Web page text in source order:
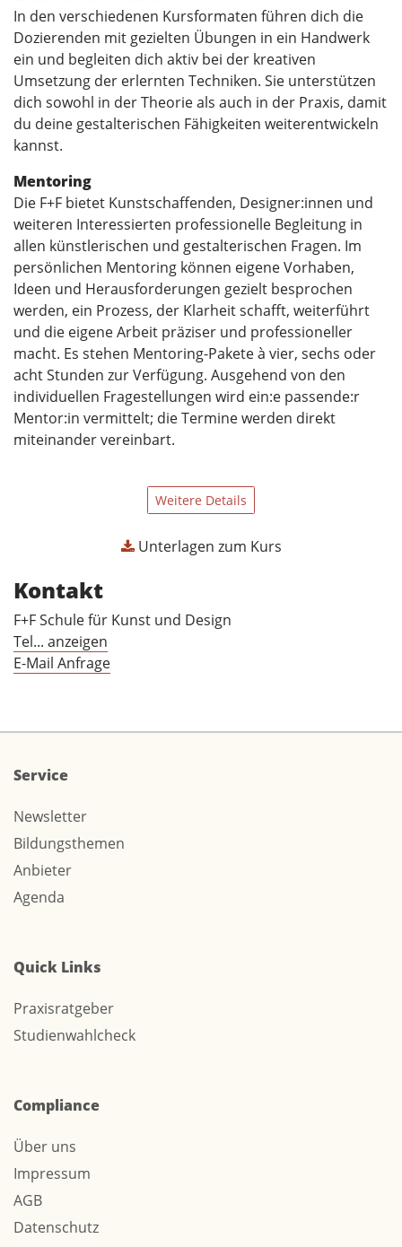
In den verschiedenen Kursformaten führen dich die
Dozierenden mit gezielten Übungen in ein Handwerk
ein und begleiten dich aktiv bei der kreativen
Umsetzung der erlernten Techniken. Sie unterstützen
dich sowohl in der Theorie als auch in der Praxis, damit
du deine gestalterischen Fähigkeiten weiterentwickeln
kannst.
Mentoring
Die F+F bietet Kunstschaffenden, Designer:innen und
weiteren Interessierten professionelle Begleitung in
allen künstlerischen und gestalterischen Fragen. Im
persönlichen Mentoring können eigene Vorhaben,
Ideen und Herausforderungen gezielt besprochen
werden, ein Prozess, der Klarheit schafft, weiterführt
und die eigene Arbeit präziser und professioneller
macht. Es stehen Mentoring-Pakete à vier, sechs oder
acht Stunden zur Verfügung. Ausgehend von den
individuellen Fragestellungen wird ein:e passende:r
Mentor:in vermittelt; die Termine werden direkt
miteinander vereinbart.
Weitere Details
Unterlagen zum Kurs
Kontakt
F+F Schule für Kunst und Design
Tel... anzeigen
E-Mail Anfrage
Service
Newsletter
Bildungsthemen
Anbieter
Agenda
Quick Links
Praxisratgeber
Studienwahlcheck
Compliance
Über uns
Impressum
AGB
Datenschutz